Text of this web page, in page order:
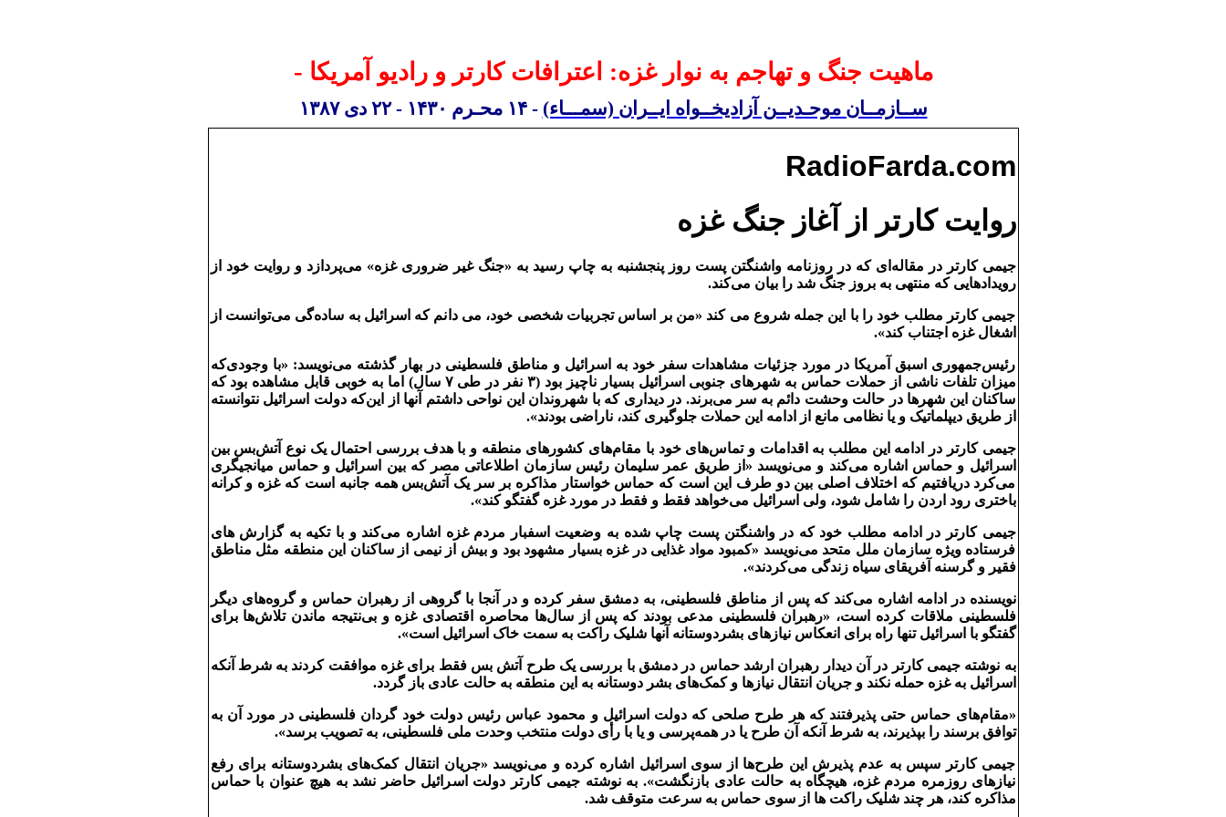
ماهیت جنگ و تهاجم به نوار غزه: اعترافات کارتر و رادیو آمریکا -
ســازمــان موحـدیــن آزادیخــواه ایــران (سمـــاء) -۱۴ محـرم ۱۴۳۰ -۲۲ دی۱۳۸۷
RadioFarda.com
روايت کارتر از آغاز جنگ غزه
جيمی کارتر در مقاله‌ای که در روزنامه واشنگتن پست روز پنجشنبه به چاپ رسيد به «جنگ غير ضروری غزه» می‌پردازد و روايت خود از
رويدادهايی که منتهی به بروز جنگ شد را بيان می‌کند.
جيمی کارتر مطلب خود را با اين جمله شروع می کند «من بر اساس تجربيات شخصی خود، می دانم که اسرائيل به ساده‌گی می‌توانست از
اشغال غزه اجتناب کند».
رئيس‌جمهوری اسبق آمريکا در مورد جزئيات مشاهدات سفر خود به اسرائيل و مناطق فلسطينی در بهار گذشته می‌نويسد: «با وجودی‌که
ميزان تلفات ناشی از حملات حماس به شهرهای جنوبی اسرائيل بسيار ناچيز بود (۳ نفر در طی ۷ سال) اما به خوبی قابل مشاهده بود که
ساکنان اين شهرها در حالت وحشت دائم به سر می‌برند. در ديداری که با شهروندان اين نواحی داشتم آنها از اين‌که دولت اسرائيل نتوانسته
از طريق ديپلماتيک و يا نظامی مانع از ادامه اين حملات جلوگيری کند، ناراضی بودند».
جيمی کارتر در ادامه اين مطلب به اقدامات و تماس‌های خود با مقام‌های کشورهای منطقه و با هدف بررسی احتمال يک نوع آتش‌بس بين
اسرائيل و حماس اشاره می‌کند و می‌نويسد «از طريق عمر سليمان رئيس سازمان اطلاعاتی مصر که بين اسرائيل و حماس ميانجيگری
می‌کرد دريافتيم که اختلاف اصلی بين دو طرف اين است که حماس خواستار مذاکره بر سر يک آتش‌بس همه جانبه است که غزه و کرانه
باختری رود اردن را شامل شود، ولی اسرائيل می‌خواهد فقط و فقط در مورد غزه گفتگو کند».
جيمی کارتر در ادامه مطلب خود که در واشنگتن پست چاپ شده به وضعيت اسفبار مردم غزه اشاره می‌کند و با تکيه به گزارش های
فرستاده ويژه سازمان ملل متحد می‌نويسد «کمبود مواد غذايی در غزه بسيار مشهود بود و بيش از نيمی از ساکنان اين منطقه مثل مناطق
فقير و گرسنه آفريقای سياه زندگی می‌کردند».
نويسنده در ادامه اشاره می‌کند که پس از مناطق فلسطينی، به دمشق سفر کرده و در آنجا با گروهی از رهبران حماس و گروه‌های ديگر
فلسطينی ملاقات کرده است، «رهبران فلسطينی مدعی بودند که پس از سال‌ها محاصره اقتصادی غزه و بی‌نتيجه ماندن تلاش‌ها برای
گفتگو با اسرائيل تنها راه برای انعکاس نيازهای بشردوستانه آنها شليک راکت به سمت خاک اسرائيل است».
به نوشته جيمی کارتر در آن ديدار رهبران ارشد حماس در دمشق با بررسی يک طرح آتش بس فقط برای غزه موافقت کردند به شرط آنکه
اسرائيل به غزه حمله نکند و جريان انتقال نيازها و کمک‌های بشر دوستانه به اين منطقه به حالت عادی باز گردد.
«مقام‌های حماس حتی پذيرفتند که هر طرح صلحی که دولت اسرائيل و محمود عباس رئيس دولت خود گردان فلسطينی در مورد آن به
توافق برسند را بپذيرند، به شرط آنکه آن طرح يا در همه‌پرسی و يا با رأی دولت منتخب وحدت ملی فلسطينی، به تصويب برسد».
جيمی کارتر سپس به عدم پذيرش اين طرح‌ها از سوی اسرائيل اشاره کرده و می‌نويسد «جريان انتقال کمک‌های بشردوستانه برای رفع
نيازهای روزمره مردم غزه، هيچگاه به حالت عادی بازنگشت». به نوشته جيمی کارتر دولت اسرائيل حاضر نشد به هيچ عنوان با حماس
مذاکره کند، هر چند شليک راکت ها از سوی حماس به سرعت متوقف شد.